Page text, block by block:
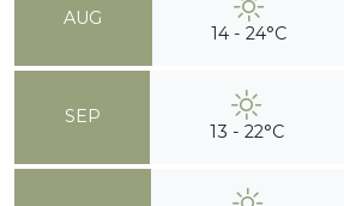
AUG
14 - 24°C
SEP
13 - 22°C